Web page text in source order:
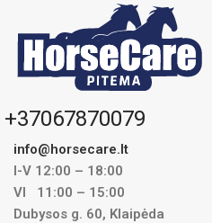
+37067870079
info@horsecare.lt
I-V 12:00 – 18:00
VI 11:00 – 15:00
Dubysos g. 60, Klaipėda